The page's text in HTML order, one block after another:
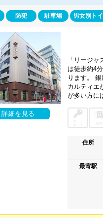
防犯 駐車場 男女別ト
詳細を見る
「リージ
は徒歩約4
ります。
カルティエ
が多い方に
住所
最寄駅